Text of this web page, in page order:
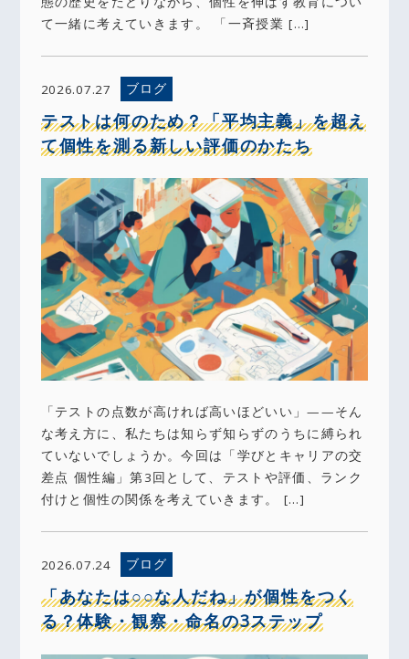
て一緒に考えていきます。 「一斉授業 […]
2026.07.27 ブログ
テストは何のため？「平均主義」を超え
て個性を測る新しい評価のかたち
「テストの点数が高ければ高いほどいい」——そん
な考え方に、私たちは知らず知らずのうちに縛られ
ていないでしょうか。今回は「学びとキャリアの交
差点 個性編」第3回として、テストや評価、ランク
付けと個性の関係を考えていきます。 […]
2026.07.24 ブログ
「あなたは○○な人だね」が個性をつく
る？体験・観察・命名の3ステップ